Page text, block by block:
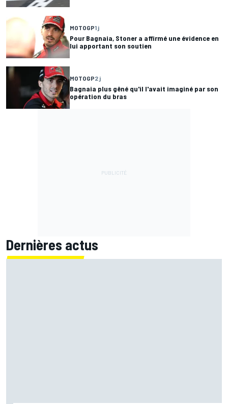
MOTOGP1 j
Pour Bagnaia, Stoner a affirmé une évidence en
lui apportant son soutien
MOTOGP2 j
Bagnaia plus gêné qu'il l'avait imaginé par son
opération du bras
Dernières actus